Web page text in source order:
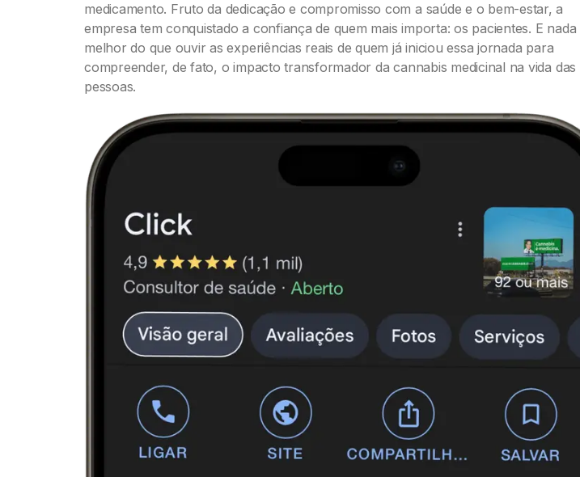
medicamento. Fruto da dedicação e compromisso com a saúde e o bem-estar, a
empresa tem conquistado a confiança de quem mais importa: os pacientes. E nada
melhor do que ouvir as experiências reais de quem já iniciou essa jornada para
compreender, de fato, o impacto transformador da cannabis medicinal na vida das
pessoas.